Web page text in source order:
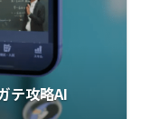
テ攻略AI